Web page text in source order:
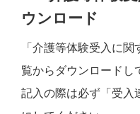
ウンロード
「介護等体験受入に
覧からダウンロードし
記入の際は必ず「受入